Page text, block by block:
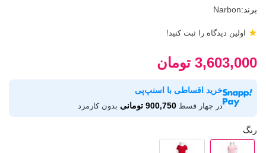
برند:Narbon
اولین دیدگاه را ثبت کنید! ★
3,603,000 تومان
خرید اقساطی با اسنپ‌پی
در چهار قسط 900,750 تومانی بدون کارمزد
رنگ